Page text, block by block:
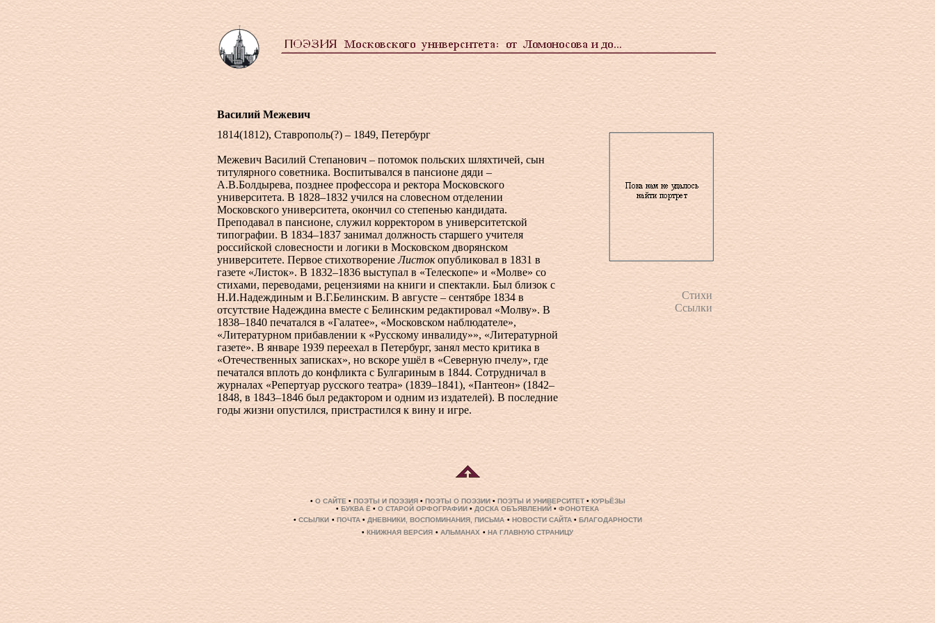
Василий Межевич
1814(1812), Ставрополь(?) – 1849, Петербург
Межевич Василий Степанович – потомок польских шляхтичей, сын
титулярного советника. Воспитывался в пансионе дяди –
А.В.Болдырева, позднее профессора и ректора Московского
университета. В 1828–1832 учился на словесном отделении
Московского университета, окончил со степенью кандидата.
Преподавал в пансионе, служил корректором в университетской
типографии. В 1834–1837 занимал должность старшего учителя
российской словесности и логики в Московском дворянском
университете. Первое стихотворениеЛистокопубликовал в 1831 в
газете «Листок». В 1832–1836 выступал в «Телескопе» и «Молве» со
стихами, переводами, рецензиями на книги и спектакли. Был близок с
Н.И.Надеждиным и В.Г.Белинским. В августе – сентябре 1834 в
отсутствие Надеждина вместе с Белинским редактировал «Молву». В
1838–1840 печатался в «Галатее», «Московском наблюдателе»,
«Литературном прибавлении к «Русскому инвалиду»», «Литературной
газете». В январе 1939 переехал в Петербург, занял место критика в
«Отечественных записках», но вскоре ушёл в «Северную пчелу», где
печатался вплоть до конфликта с Булгариным в 1844. Сотрудничал в
журналах «Репертуар русского театра» (1839–1841), «Пантеон» (1842–
1848, в 1843–1846 был редактором и одним из издателей). В последние
годы жизни опустился, пристрастился к вину и игре.
Стихи
Ссылки